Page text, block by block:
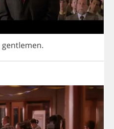
gentlemen.